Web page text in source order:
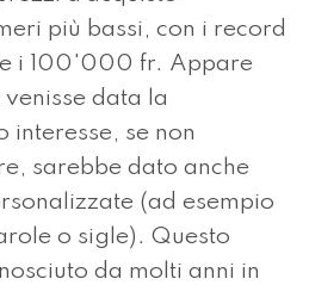
più bassi, con i record
i 100'000 fr. Appare
data la
interesse, se non
sarebbe dato anche
(ad esempio
o sigle). Questo
da molti anni in